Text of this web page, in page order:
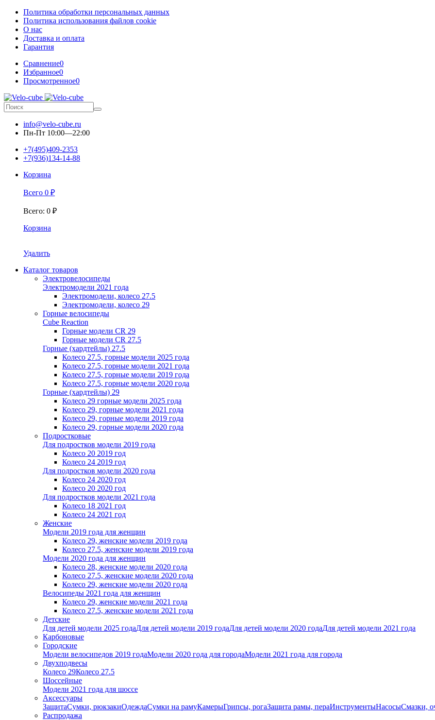
Политика обработки персональных данных
Политика использования файлов cookie
О нас
Доставка и оплата
Гарантия
Сравнение0
Избранное0
Просмотренное0
info@velo-cube.ru
Пн-Пт 10:00—22:00
+7(495)409-2353
+7(936)134-14-88
Корзина
Всего 0 ₽
Всего: 0 ₽
Корзина
Удалить
Каталог товаров
Электровелосипеды
Электромодели 2021 года
Электромодели, колесо 27.5
Электромодели, колесо 29
Горные велосипеды
Cube Reaction
Горные модели CR 29
Горные модели CR 27.5
Горные (хардтейлы) 27.5
Колесо 27.5, горные модели 2025 года
Колесо 27.5, горные модели 2021 года
Колесо 27.5, горные модели 2019 года
Колесо 27.5, горные модели 2020 года
Горные (хардтейлы) 29
Колесо 29 горные модели 2025 года
Колесо 29, горные модели 2021 года
Колесо 29, горные модели 2019 года
Колесо 29, горные модели 2020 года
Подростковые
Для подростков модели 2019 года
Колесо 20 2019 год
Колесо 24 2019 год
Для подростков модели 2020 года
Колесо 24 2020 год
Колесо 20 2020 год
Для подростков модели 2021 года
Колесо 18 2021 год
Колесо 24 2021 год
Женскиe
Модели 2019 года для женщин
Колесо 29, женские модели 2019 года
Колесо 27.5, женские модели 2019 года
Модели 2020 года для женщин
Колесо 28, женские модели 2020 года
Колесо 27.5, женские модели 2020 года
Колесо 29, женские модели 2020 года
Велосипеды 2021 года для женщин
Колесо 29, женские модели 2021 года
Колесо 27.5, женские модели 2021 года
Детские
Для детей модели 2025 годаДля детей модели 2019 годаДля детей модели 2020 годаДля детей модели 2021 года
Карбоновые
Городские
Модели велосипедов 2019 годаМодели 2020 года для городаМодели 2021 года для города
Двухподвесы
Колесо 29Колесо 27.5
Шоссейные
Модели 2021 года для шоссе
Аксессуары
ЗащитаСумки, рюкзакиОдеждаСумки на рамуКамерыГрипсы, рогаЗащита рамы, пераИнструментыНасосыСмазки,
Распродажа